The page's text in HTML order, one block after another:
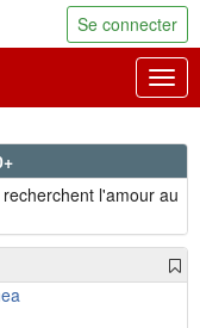
Se connecter
l'amour au